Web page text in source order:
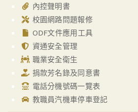
內控聲明書
校園網路問題報修
ODF文件應用工具
資通安全管理
職業安全衛生
捐款芳名錄及同意書
電話分機號碼一覽表
教職員汽機車停車登記